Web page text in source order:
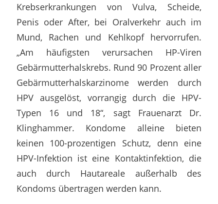
Krebserkrankungen von Vulva, Scheide,
Penis oder After, bei Oralverkehr auch im
Mund, Rachen und Kehlkopf hervorrufen.
„Am häufigsten verursachen HP-Viren
Gebärmutterhalskrebs. Rund 90 Prozent aller
Gebärmutterhalskarzinome werden durch
HPV ausgelöst, vorrangig durch die HPV-
Typen 16 und 18“, sagt Frauenarzt Dr.
Klinghammer. Kondome alleine bieten
keinen 100-prozentigen Schutz, denn eine
HPV-Infektion ist eine Kontaktinfektion, die
auch durch Hautareale außerhalb des
Kondoms übertragen werden kann.